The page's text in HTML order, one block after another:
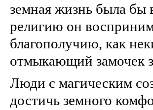
земная жизнь была бы
религию он
благополучию, как
отмыкающий замочек
Люди с магическим
достичь земного